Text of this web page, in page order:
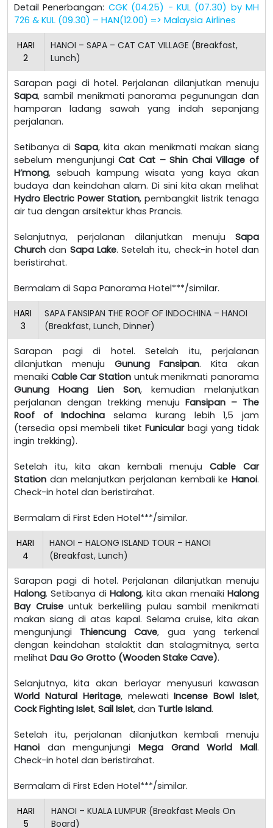
Detail Penerbangan: CGK (04.25) - KUL (07.30) by MH
726 & KUL (09.30) – HAN(12.00) => Malaysia Airlines
HARI
2
HANOI – SAPA – CAT CAT VILLAGE (Breakfast,
Lunch)
Sarapan pagi di hotel. Perjalanan dilanjutkan menuju
Sapa, sambil menikmati panorama pegunungan dan
hamparan ladang sawah yang indah sepanjang
perjalanan.
Setibanya diSapa, kita akan menikmati makan siang
sebelum mengunjungiCat Cat – Shin Chai Village of
H’mong, sebuah kampung wisata yang kaya akan
budaya dan keindahan alam. Di sini kita akan melihat
Hydro Electric Power Station, pembangkit listrik tenaga
air tua dengan arsitektur khas Prancis.
Selanjutnya, perjalanan dilanjutkan menuju Sapa
Church dan Sapa Lake. Setelah itu, check-in hotel dan
beristirahat.
Bermalam di Sapa Panorama Hotel***/similar.
HARI
3
SAPA FANSIPAN THE ROOF OF INDOCHINA – HANOI
(Breakfast, Lunch, Dinner)
Sarapan pagi di hotel. Setelah itu, perjalanan
dilanjutkan menuju Gunung Fansipan. Kita akan
menaiki Cable Car Station untuk menikmati panorama
Gunung Hoang Lien Son, kemudian melanjutkan
perjalanan dengan trekking menuju Fansipan – The
Roof of Indochina selama kurang lebih 1,5 jam
(tersedia opsi membeli tiketFunicularbagi yang tidak
ingin trekking).
Setelah itu, kita akan kembali menuju Cable Car
Station dan melanjutkan perjalanan kembali ke Hanoi.
Check-in hotel dan beristirahat.
Bermalam di First Eden Hotel***/similar.
HARI
4
HANOI – HALONG ISLAND TOUR – HANOI
(Breakfast, Lunch)
Sarapan pagi di hotel. Perjalanan dilanjutkan menuju
Halong. Setibanya di Halong, kita akan menaiki Halong
Bay Cruiseuntuk berkeliling pulau sambil menikmati
makan siang di atas kapal. Selama cruise, kita akan
mengunjungi Thiencung Cave, gua yang terkenal
dengan keindahan stalaktit dan stalagmitnya, serta
melihat Dau Go Grotto (Wooden Stake Cave).
Selanjutnya, kita akan berlayar menyusuri kawasan
World Natural Heritage, melewatiIncense Bowl Islet,
Cock Fighting Islet, Sail Islet, dan Turtle Island.
Setelah itu, perjalanan dilanjutkan kembali menuju
Hanoi dan mengunjungi Mega Grand World Mall.
Check-in hotel dan beristirahat.
Bermalam di First Eden Hotel***/similar.
HARI
5
HANOI – KUALA LUMPUR (Breakfast Meals On
Board)